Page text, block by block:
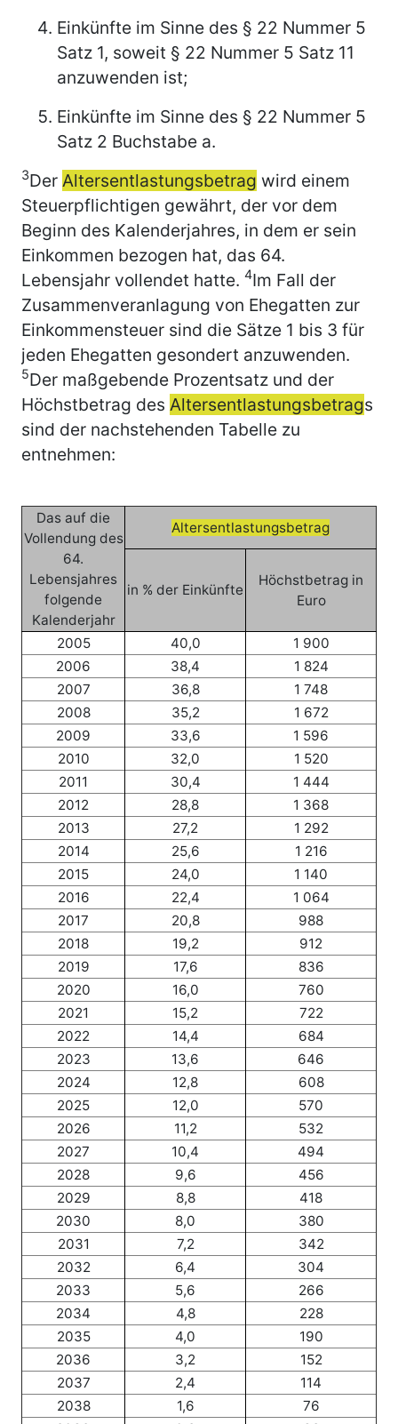
Einkünfte im Sinne des § 22 Nummer 5
Satz 1, soweit § 22 Nummer 5 Satz 11
anzuwenden ist;
Einkünfte im Sinne des § 22 Nummer 5
Satz 2 Buchstabe a.
3Der Altersentlastungsbetrag wird einem
Steuerpflichtigen gewährt, der vor dem
Beginn des Kalenderjahres, in dem er sein
Einkommen bezogen hat, das 64.
Lebensjahr vollendet hatte. 4Im Fall der
Zusammenveranlagung von Ehegatten zur
Einkommensteuer sind die Sätze 1 bis 3 für
jeden Ehegatten gesondert anzuwenden.
5Der maßgebende Prozentsatz und der
Höchstbetrag des Altersentlastungsbetrags
sind der nachstehenden Tabelle zu
entnehmen:
Das auf die
Vollendung des
64.
Lebensjahres
folgende
Kalenderjahr
Altersentlastungsbetrag
in % der Einkünfte
Höchstbetrag in
Euro
2005 40,0
1 900
2006
38,4
1 824
2007
36,8
1 748
2008
35,2
1 672
2009
33,6
1 596
2010
32,0
1 520
2011
30,4
1 444
2012
28,8
1 368
2013
27,2
1 292
2014
25,6
1 216
2015
24,0
1 140
2016
22,4
1 064
2017
20,8
988
2018
19,2
912
2019
17,6
836
2020
16,0
760
2021
15,2
722
2022
14,4
684
2023
13,6
646
2024
12,8
608
2025
12,0
570
2026
11,2
532
2027
10,4
494
2028
9,6
456
2029
8,8
418
2030
8,0
380
2031
7,2
342
2032
6,4
304
2033
5,6
266
2034
4,8
228
2035
4,0
190
2036
3,2
152
2037
2,4
114
2038
1,6
76